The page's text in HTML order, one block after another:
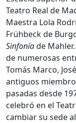
Teatro Real de
Maestra Lola
Frühbeck de
Sinfoníade
de numerosas
Tomás Marco,
antiguos
pasadas desde
celebró en el
cambiar su sede